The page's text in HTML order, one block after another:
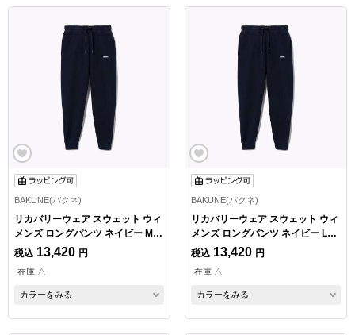
BAKUNE(バクネ)
リカバリーウェア スウェット ウィ
メンズ ロングパンツ ネイビー Mサ
イズ
税込 13,420 円
在庫 △
カラーをみる
BAKUNE(バクネ)
リカバリーウェア スウェット ウィ
メンズ ロングパンツ ネイビー Lサ
イズ
税込 13,420 円
在庫 △
カラーをみる